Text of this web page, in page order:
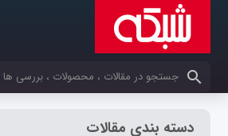
کلمات کلیدی خود را وارد کنید
دسته بندی مقالات